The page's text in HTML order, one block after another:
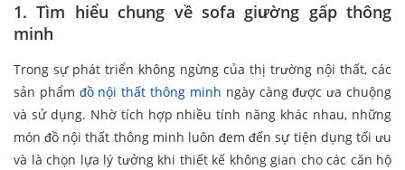
1. Tìm hiểu chung về sofa giường gấp thông
minh
Trong sự phát triển không ngừng của thị trường nội thất, các
sản phẩm đồ nội thất thông minh ngày càng được ưa chuộng
và sử dụng. Nhờ tích hợp nhiều tính năng khác nhau, những
món đồ nội thất thông minh luôn đem đến sự tiện dụng tối ưu
và là chọn lựa lý tưởng khi thiết kế không gian cho các căn hộ